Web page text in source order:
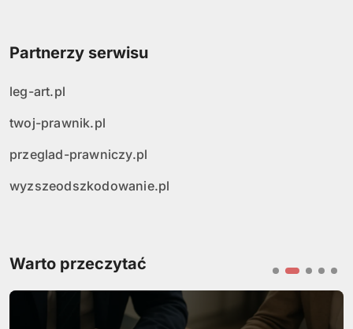
Partnerzy serwisu
leg-art.pl
twoj-prawnik.pl
przeglad-prawniczy.pl
wyzszeodszkodowanie.pl
Warto przeczytać